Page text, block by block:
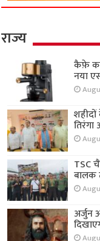
राज्य
कैफ़े का
नया
तिरंगा
TSC
बालक
अर्जुन